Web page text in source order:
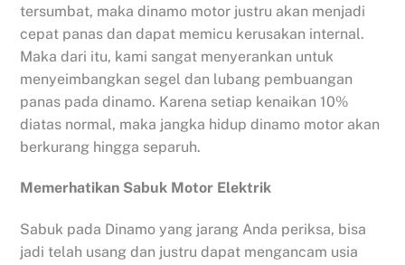
tersumbat, maka dinamo motor justru akan menjadi
cepat panas dan dapat memicu kerusakan internal.
Maka dari itu, kami sangat menyerankan untuk
menyeimbangkan segel dan lubang pembuangan
panas pada dinamo. Karena setiap kenaikan 10%
diatas normal, maka jangka hidup dinamo motor akan
berkurang hingga separuh.
Memerhatikan Sabuk Motor Elektrik
Sabuk pada Dinamo yang jarang Anda periksa, bisa
jadi telah usang dan justru dapat mengancam usia